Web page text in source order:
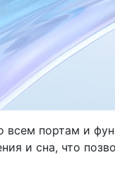
всем портам и
и сна, что